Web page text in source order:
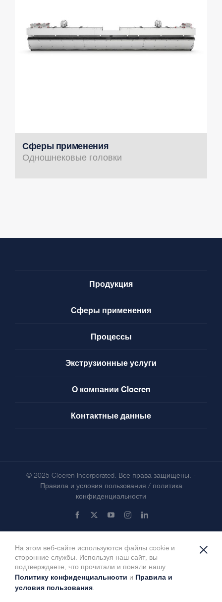
Сферы применения
Одношнековые головки
Продукция
Сферы применения
Процессы
Экструзионные услуги
О компании Cloeren
Контактные данные
© 2025 Cloeren Incorporated. Все права защищены. -
Правила и условия пользования / политика
конфиденциальности
Facebook YouTubeInstagramLinkedIn
На этом веб-сайте используются файлы cookie и
сторонние службы. Используя наш сайт, вы
подтверждаете, что прочитали и поняли нашу
Политику конфиденциальности и Правила и
условия пользования.
×